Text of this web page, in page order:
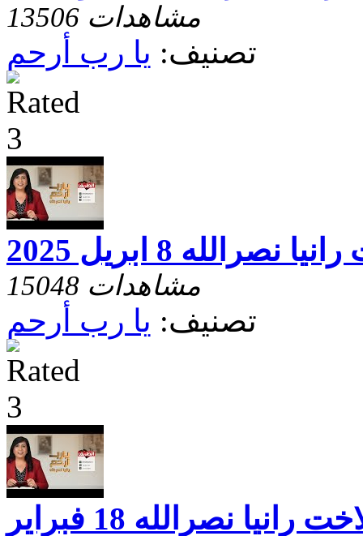
13506 مشاهدات
تصنيف: يا رب أرحم
8 ابريل 2025
15048 مشاهدات
تصنيف: يا رب أرحم
يارب ارحم مع الاخت رانيا نصرالله 18 فبراير